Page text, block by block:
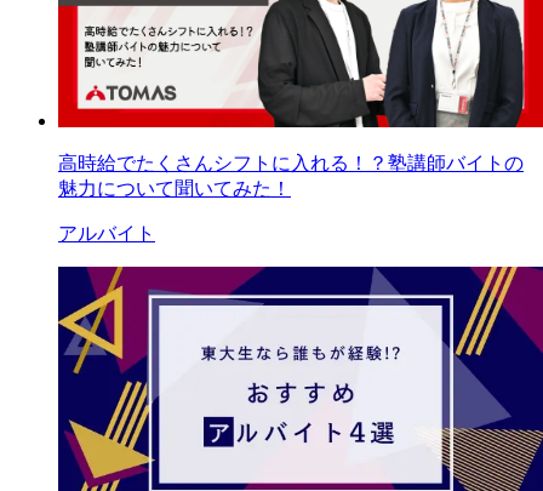
高時給でたくさんシフトに入れる！？塾講師バイトの
魅力について聞いてみた！
アルバイト